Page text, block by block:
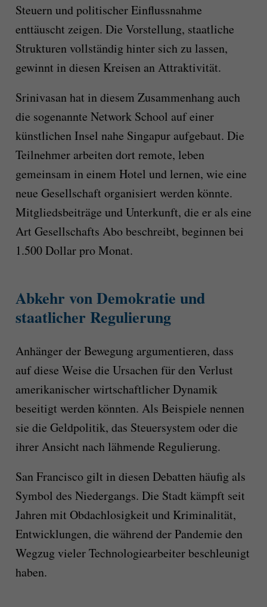
Steuern und politischer Einflussnahme
enttäuscht zeigen. Die Vorstellung, staatliche
Strukturen vollständig hinter sich zu lassen,
gewinnt in diesen Kreisen an Attraktivität.
Srinivasan hat in diesem Zusammenhang auch
die sogenannte Network School auf einer
künstlichen Insel nahe Singapur aufgebaut. Die
Teilnehmer arbeiten dort remote, leben
gemeinsam in einem Hotel und lernen, wie eine
neue Gesellschaft organisiert werden könnte.
Mitgliedsbeiträge und Unterkunft, die er als eine
Art Gesellschafts Abo beschreibt, beginnen bei
1.500 Dollar pro Monat.
Abkehr von Demokratie und
staatlicher Regulierung
Anhänger der Bewegung argumentieren, dass
auf diese Weise die Ursachen für den Verlust
amerikanischer wirtschaftlicher Dynamik
beseitigt werden könnten. Als Beispiele nennen
sie die Geldpolitik, das Steuersystem oder die
ihrer Ansicht nach lähmende Regulierung.
San Francisco gilt in diesen Debatten häufig als
Symbol des Niedergangs. Die Stadt kämpft seit
Jahren mit Obdachlosigkeit und Kriminalität,
Entwicklungen, die während der Pandemie den
Wegzug vieler Technologiearbeiter beschleunigt
haben.